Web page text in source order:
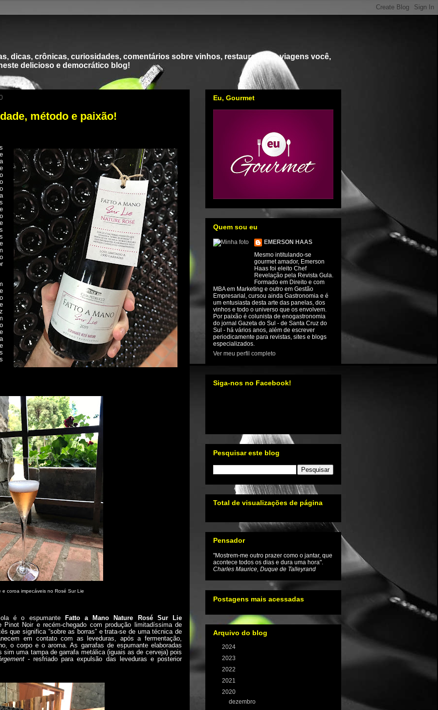
dicas, crônicas, curiosidades, comentários sobre vinhos, restaurantes e viagens você,
delicioso e democrático blog!
método e paixão!
e coroa impecáveis no Rosé Sur Lie
é o espumante
Fatto a Mano Nature Rosé Sur Lie
Noir e recém-chegado com produção limitadíssima de
que significa “sobre as borras” e trata-se de uma técnica de
em contato com as leveduras, após a fermentação,
o corpo e o aroma. As garrafas de espumante elaboradas
uma tampa de garrafa metálica (iguais as de cerveja) pois
- resfriado para expulsão das leveduras e posterior
Eu, Gourmet
Quem sou eu
EMERSON HAAS
Mesmo intitulando-se
gourmet amador, Emerson
Haas foi eleito Chef
Revelação pela Revista Gula.
Formado em Direito e com
MBA em Marketing e outro em Gestão
Empresarial, cursou ainda Gastronomia e é
um entusiasta desta arte das panelas, dos
vinhos e todo o universo que os envolvem.
Por paixão é colunista de enogastronomia
do jornal Gazeta do Sul - de Santa Cruz do
Sul - há vários anos, além de escrever
periodicamente para revistas, sites e blogs
especializados.
Ver meu perfil completo
Siga-nos no Facebook!
Pesquisar este blog
Total de visualizações de página
Pensador
"Mostrem-me outro prazer como o jantar, que
acontece todos os dias e dura uma hora".
Charles Maurice, Duque de Talleyrand
Postagens mais acessadas
Arquivo do blog
2024
2023
2022
2021
2020
►dezembro